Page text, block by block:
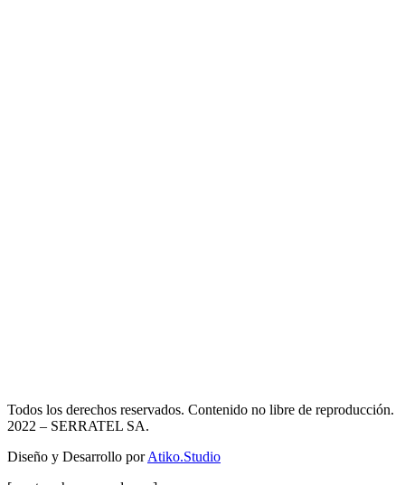
Todos los derechos reservados. Contenido no libre de reproducción.
2022 – SERRATEL SA.
Diseño y Desarrollo porAtiko.Studio